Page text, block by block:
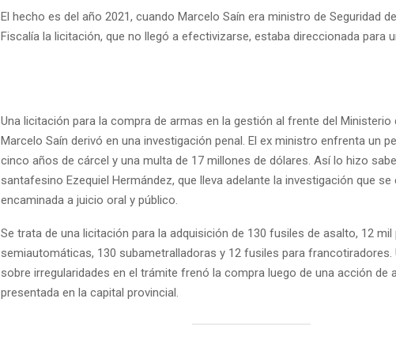
El hecho es del año 2021, cuando Marcelo Saín era ministro de Seguridad
Fiscalía la licitación, que no llegó a efectivizarse, estaba direccionada para
Una licitación para la compra de armas en la gestión al frente del Ministerio
Marcelo Saín derivó en una investigación penal. El ex ministro enfrenta un
cinco años de cárcel y una multa de 17 millones de dólares. Así lo hizo
santafesino Ezequiel Hermández, que lleva adelante la investigación que se
encaminada a juicio oral y público.
Se trata de una licitación para la adquisición de 130 fusiles de asalto, 12 mil
semiautomáticas, 130 subametralladoras y 12 fusiles para francotiradores.
sobre irregularidades en el trámite frenó la compra luego de una acción de
presentada en la capital provincial.